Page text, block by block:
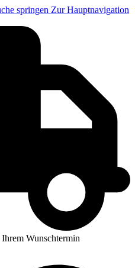
springen Zur Hauptnavigation
Ihrem Wunschtermin